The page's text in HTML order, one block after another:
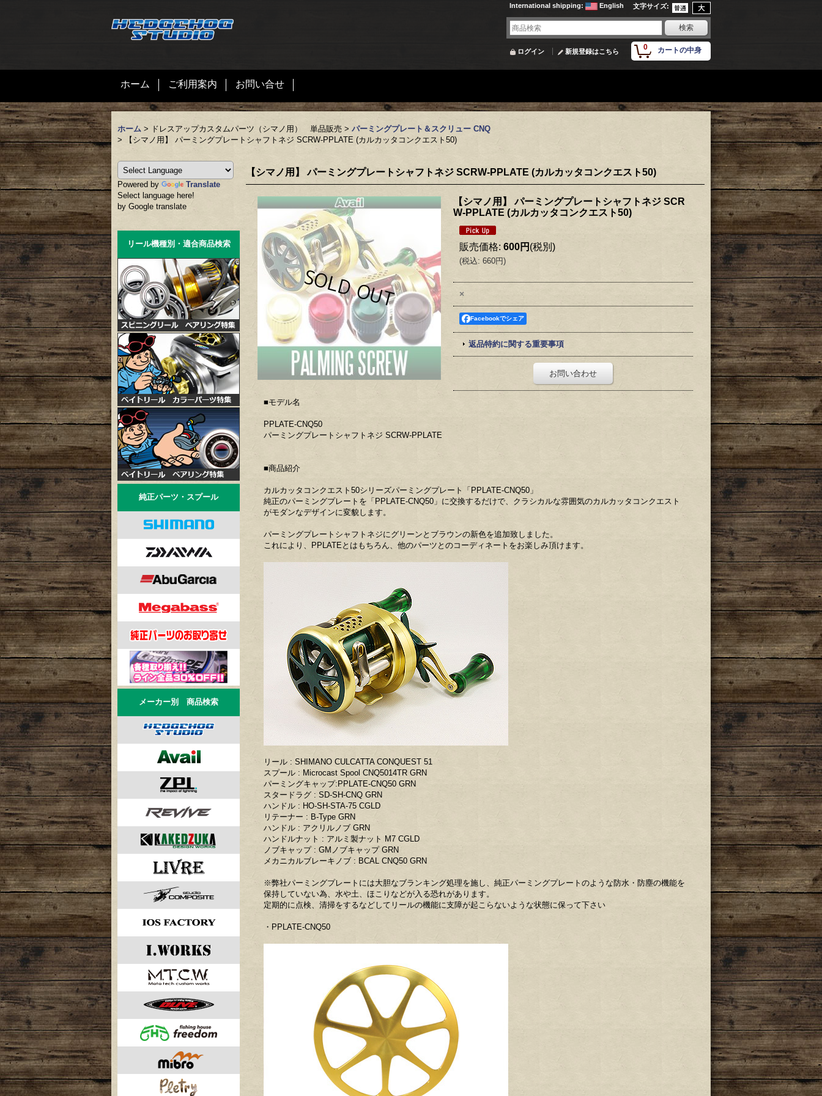
文字サイズ:
International shipping: English
0 カートの中身
ログイン 新規登録はこちら
ホーム ご利用案内 お問い合せ
ホーム > ドレスアップカスタムパーツ（シマノ用） 単品販売 > パーミングプレート＆スクリュー CNQ
>
【シマノ用】 パーミングプレートシャフトネジ SCRW-PPLATE (カルカッタコンクエスト50)
Powered by
Translate
Select language here!
by Google translate
リール機種別・適合商品検索
純正パーツ・スプール
メーカー別 商品検索
【シマノ用】 パーミングプレートシャフトネジ SCRW-PPLATE (カルカッタコンクエスト50)
【シマノ用】 パーミングプレートシャフトネジ SCR
W-PPLATE (カルカッタコンクエスト50)
販売価格: 600円 (税別)
(税込: 660円)
×
Facebookでシェア
返品特約に関する重要事項
お問い合わせ
■モデル名
PPLATE-CNQ50
パーミングプレートシャフトネジ SCRW-PPLATE
■商品紹介
カルカッタコンクエスト50シリーズパーミングプレート「PPLATE-CNQ50」
純正のパーミングプレートを「PPLATE-CNQ50」に交換するだけで、クラシカルな雰囲気のカルカッタコンクエスト
がモダンなデザインに変貌します。
パーミングプレートシャフトネジにグリーンとブラウンの新色を追加致しました。
これにより、PPLATEとはもちろん、他のパーツとのコーディネートをお楽しみ頂けます。
リール : SHIMANO CULCATTA CONQUEST 51
スプール : Microcast Spool CNQ5014TR GRN
パーミングキャップ:PPLATE-CNQ50 GRN
スタードラグ : SD-SH-CNQ GRN
ハンドル : HO-SH-STA-75 CGLD
リテーナー : B-Type GRN
ハンドル : アクリルノブ GRN
ハンドルナット : アルミ製ナット M7 CGLD
ノブキャップ : GMノブキャップ GRN
メカニカルブレーキノブ : BCAL CNQ50 GRN
※弊社パーミングプレートには大胆なブランキング処理を施し、純正パーミングプレートのような防水・防塵の機能を
保持していない為、水や土、ほこりなどが入る恐れがあります。
定期的に点検、清掃をするなどしてリールの機能に支障が起こらないような状態に保って下さい
・PPLATE-CNQ50